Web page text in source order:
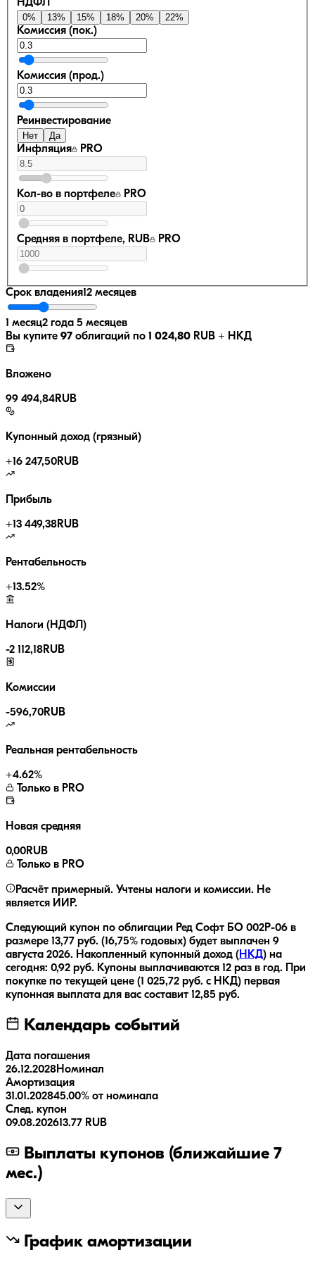
НДФЛ
0% 13% 15% 18% 20% 22%
Комиссия (пок.)
Комиссия (прод.)
Реинвестирование
Нет Да
Инфляция PRO
Кол-во в портфеле PRO
Средняя в портфеле, RUB PRO
Срок владения12 месяцев
1 месяц2 года 5 месяцев
Вы купите 97 облигаций по 1 024,80 RUB + НКД
Вложено
99 494,84RUB
Купонный доход (грязный)
+16 247,50RUB
Прибыль
+13 449,38RUB
Рентабельность
+13.52%
Налоги (НДФЛ)
-2 112,18RUB
Комиссии
-596,70RUB
Реальная рентабельность
+4.62%
Только в PRO
Новая средняя
0,00RUB
Только в PRO
Расчёт примерный. Учтены налоги и комиссии. Не
является ИИР.
Следующий купон по облигации Ред Софт БО 002Р-06 в
размере 13,77 руб. (16,75% годовых) будет выплачен 9
августа 2026. Накопленный купонный доход ( НКД) на
сегодня: 0,92 руб. Купоны выплачиваются 12 раз в год.
При
покупке по текущей цене (1 025,72 руб. с НКД) первая
купонная выплата для вас составит 12,85 руб.
Календарь событий
Дата погашения
26.12.2028Номинал
Амортизация
31.01.202845.00% от номинала
След. купон
09.08.202613.77 RUB
Выплаты купонов (ближайшие 7
мес.)
График амортизации